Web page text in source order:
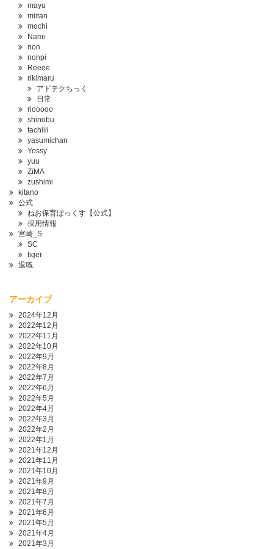
mayu
miitan
mochi
Nami
non
nonpi
Reeee
rikimaru
アドテクちっく
日常
riooooo
shinobu
tachiiii
yasumichan
Yossy
yuu
ZiMA
zushimi
kitano
公式
ねお保育ぼっくす【公式】
採用情報
宮崎_S
SC
tiger
退職
アーカイブ
2024年12月
2022年12月
2022年11月
2022年10月
2022年9月
2022年8月
2022年7月
2022年6月
2022年5月
2022年4月
2022年3月
2022年2月
2022年1月
2021年12月
2021年11月
2021年10月
2021年9月
2021年8月
2021年7月
2021年6月
2021年5月
2021年4月
2021年3月